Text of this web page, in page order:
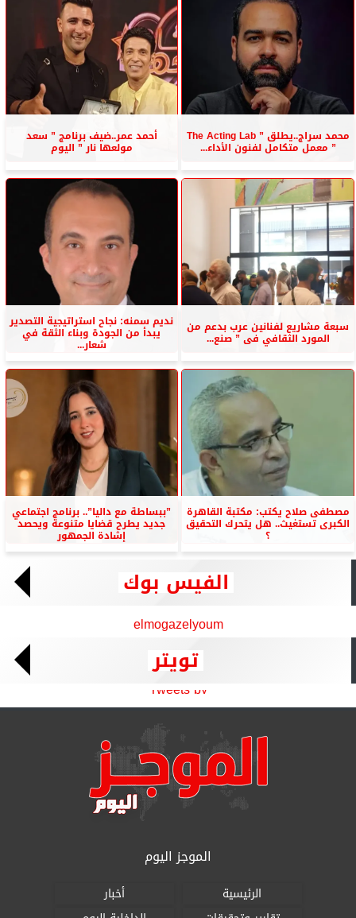
محمد سراج..يطلق ” The Acting Lab
” معمل متكامل لفنون الأداء...
أحمد عمر..ضيف برنامج ” سعد
مولعها نار ” اليوم
سبعة مشاريع لفنانين عرب بدعم من
المورد الثقافي فى ” صنع...
نديم سمنه: نجاح استراتيجية التصدير
يبدأ من الجودة وبناء الثقة في
شعار...
مصطفى صلاح يكتب: مكتبة القاهرة
الكبرى تستغيث.. هل يتحرك التحقيق
؟
”ببساطة مع داليا”.. برنامج اجتماعي
جديد يطرح قضايا متنوعة ويحصد
إشادة الجمهور
الفيس بوك
elmogazelyoum
تويتر
Tweets by
الموجز اليوم
الرئيسية
أخبار